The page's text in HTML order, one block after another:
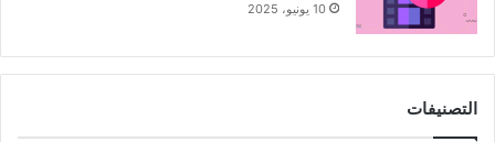
10 يونيو، 2025
التصنيفات